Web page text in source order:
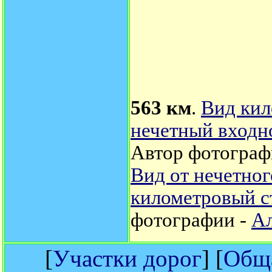
563 км. Вид
нечетный
Автор
Вид от
километровый
фотографии -
[Участки дорог] [